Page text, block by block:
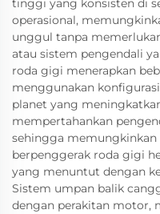
tinggi yang konsisten di
operasional,
unggul tanpa
atau sistem pengendali
roda gigi menerapkan
menggunakan
planet yang
mempertahankan
sehingga memungkinkan
berpenggerak roda gigi
yang menuntut dengan
Sistem umpan balik
dengan perakitan motor,